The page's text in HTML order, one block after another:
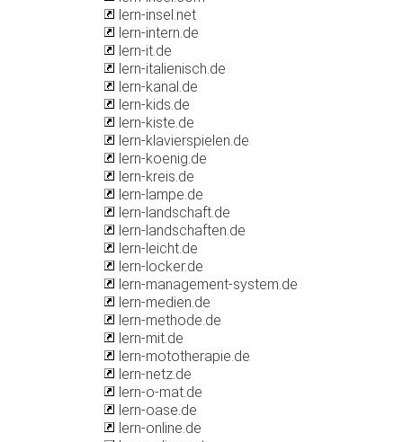
lern-insel.net
lern-intern.de
lern-it.de
lern-italienisch.de
lern-kanal.de
lern-kids.de
lern-kiste.de
lern-klavierspielen.de
lern-koenig.de
lern-kreis.de
lern-lampe.de
lern-landschaft.de
lern-landschaften.de
lern-leicht.de
lern-locker.de
lern-management-system.de
lern-medien.de
lern-methode.de
lern-mit.de
lern-mototherapie.de
lern-netz.de
lern-o-mat.de
lern-oase.de
lern-online.de